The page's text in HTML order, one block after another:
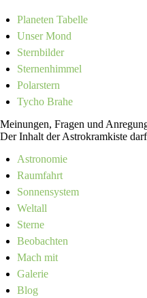
Planeten Tabelle
Unser Mond
Sternbilder
Sternenhimmel
Polarstern
Tycho Brahe
Meinungen, Fragen und
Der Inhalt der Astrokramkiste
Astronomie
Raumfahrt
Sonnensystem
Weltall
Sterne
Beobachten
Mach mit
Galerie
Blog